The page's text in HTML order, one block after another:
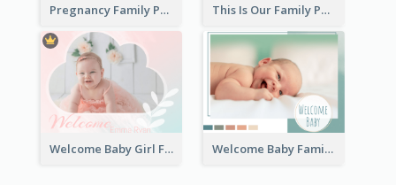
Pregnancy Family Photo Book This Is Our Family Photo Book
Welcome Baby Girl Family Photo Book Welcome Baby Family Photo Book